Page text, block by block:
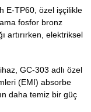
E-TP60, özel işçilikle
fosfor bronz
artırırken, elektriksel
GC-303 adlı özel
(EMI) absorbe
daha temiz bir güç